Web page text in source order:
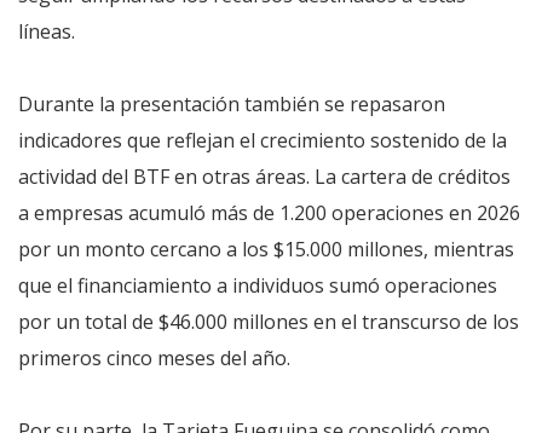
líneas.
Durante la presentación también se repasaron
indicadores que reflejan el crecimiento sostenido de la
actividad del BTF en otras áreas. La cartera de créditos
a empresas acumuló más de 1.200 operaciones en 2026
por un monto cercano a los $15.000 millones, mientras
que el financiamiento a individuos sumó operaciones
por un total de $46.000 millones en el transcurso de los
primeros cinco meses del año.